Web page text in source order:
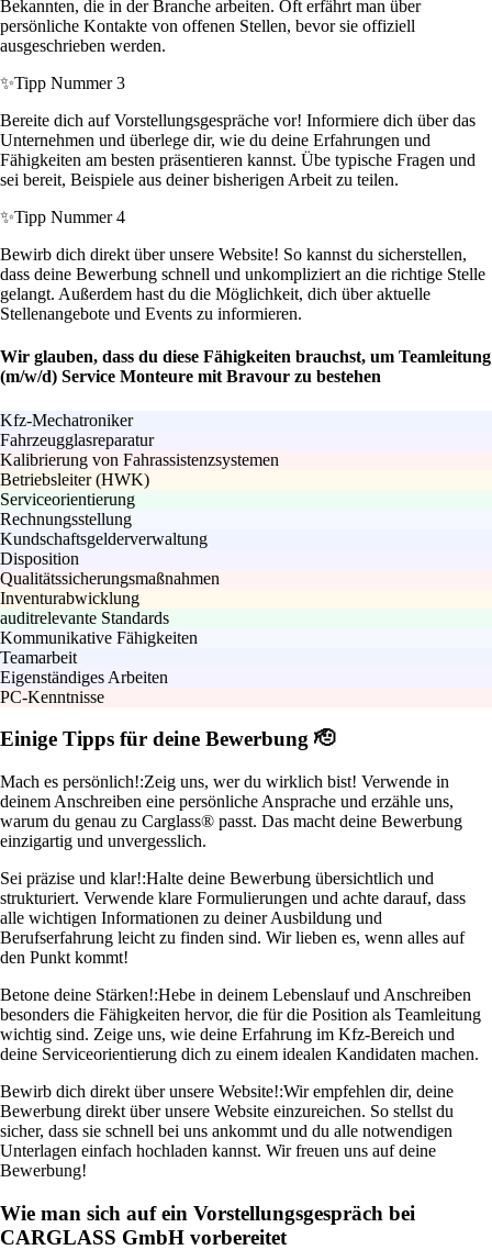
Bekannten, die in der Branche arbeiten. Oft erfährt man über
persönliche Kontakte von offenen Stellen, bevor sie offiziell
ausgeschrieben werden.
✨Tipp Nummer 3
Bereite dich auf Vorstellungsgespräche vor! Informiere dich über das
Unternehmen und überlege dir, wie du deine Erfahrungen und
Fähigkeiten am besten präsentieren kannst. Übe typische Fragen und
sei bereit, Beispiele aus deiner bisherigen Arbeit zu teilen.
✨Tipp Nummer 4
Bewirb dich direkt über unsere Website! So kannst du sicherstellen,
dass deine Bewerbung schnell und unkompliziert an die richtige Stelle
gelangt. Außerdem hast du die Möglichkeit, dich über aktuelle
Stellenangebote und Events zu informieren.
Wir glauben, dass du diese Fähigkeiten brauchst, um Teamleitung
(m/w/d) Service Monteure mit Bravour zu bestehen
Kfz-Mechatroniker
Fahrzeugglasreparatur
Kalibrierung von Fahrassistenzsystemen
Betriebsleiter (HWK)
Serviceorientierung
Rechnungsstellung
Kundschaftsgelderverwaltung
Disposition
Qualitätssicherungsmaßnahmen
Inventurabwicklung
auditrelevante Standards
Kommunikative Fähigkeiten
Teamarbeit
Eigenständiges Arbeiten
PC-Kenntnisse
Einige Tipps für deine Bewerbung 🫡
Mach es persönlich!:Zeig uns, wer du wirklich bist! Verwende in
deinem Anschreiben eine persönliche Ansprache und erzähle uns,
warum du genau zu Carglass® passt. Das macht deine Bewerbung
einzigartig und unvergesslich.
Sei präzise und klar!:Halte deine Bewerbung übersichtlich und
strukturiert. Verwende klare Formulierungen und achte darauf, dass
alle wichtigen Informationen zu deiner Ausbildung und
Berufserfahrung leicht zu finden sind. Wir lieben es, wenn alles auf
den Punkt kommt!
Betone deine Stärken!:Hebe in deinem Lebenslauf und Anschreiben
besonders die Fähigkeiten hervor, die für die Position als Teamleitung
wichtig sind. Zeige uns, wie deine Erfahrung im Kfz-Bereich und
deine Serviceorientierung dich zu einem idealen Kandidaten machen.
Bewirb dich direkt über unsere Website!:Wir empfehlen dir, deine
Bewerbung direkt über unsere Website einzureichen. So stellst du
sicher, dass sie schnell bei uns ankommt und du alle notwendigen
Unterlagen einfach hochladen kannst. Wir freuen uns auf deine
Bewerbung!
Wie man sich auf ein Vorstellungsgespräch bei
CARGLASS GmbH vorbereitet